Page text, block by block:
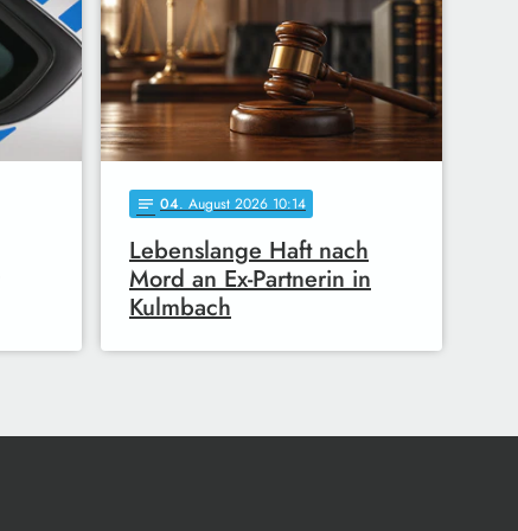
notes 04. August 2026 10:14
Lebenslange Haft nach
Mord an Ex-Partnerin in
Kulmbach